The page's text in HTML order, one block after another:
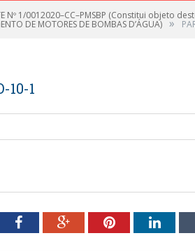
Nº 1/0012020–CC–PMSBP (Constitui objeto
DE MOTORES DE BOMBAS D’ÁGUA) »
10-1
FacebookGoogle+Pinterest